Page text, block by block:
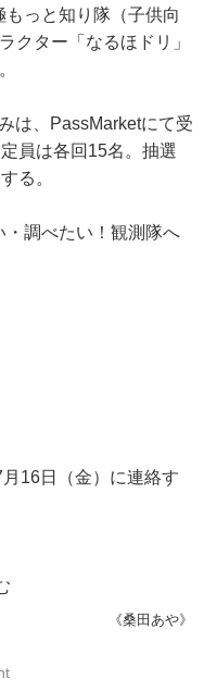
っと知り隊（子供向
クター「なるほドリ」
は、PassMarketにて受
員は各回15名。抽選
る。
調べたい！観測隊へ
16日（金）に連絡す
《桑田あや》